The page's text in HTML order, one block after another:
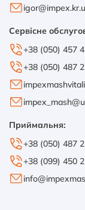
Сервісне
+38 (050) 457
+38 (050) 487
Приймальня:
+38 (050) 487
+38 (099) 450